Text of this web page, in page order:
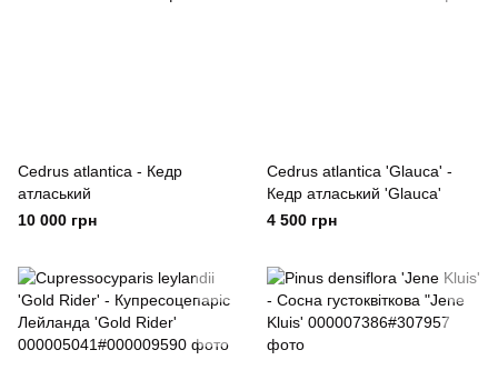
Cedrus atlantica - Кедр
атласький
10 000 грн
Cedrus atlantica 'Glauca' -
Кедр атласький 'Glauca'
4 500 грн